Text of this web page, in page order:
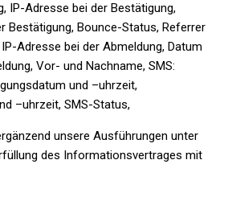
IP-Adresse bei der Bestätigung,
Bestätigung, Bounce-Status, Referrer
Adresse bei der Abmeldung, Datum
Vor- und Nachname, SMS:
und –uhrzeit,
–uhrzeit, SMS-Status,
unsere Ausführungen unter
des Informationsvertrages mit